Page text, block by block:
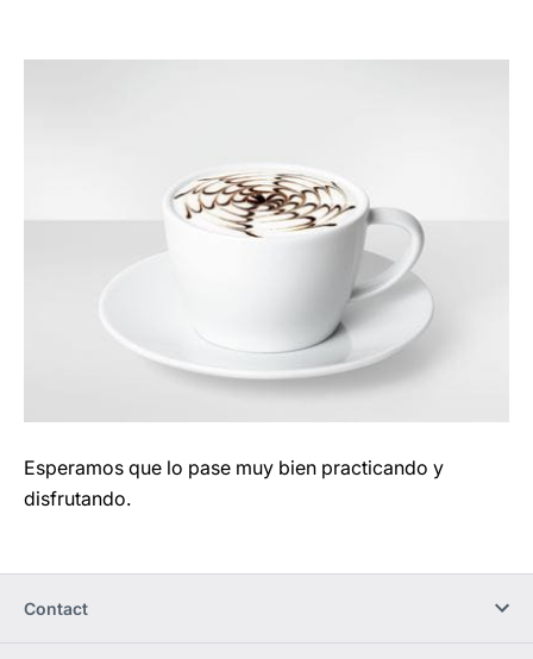
Esperamos que lo pase muy bien practicando y
disfrutando.
Contact